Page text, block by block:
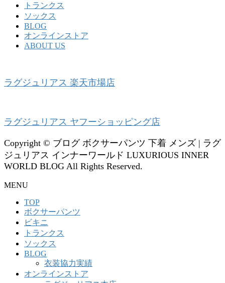
トランクス
ソックス
BLOG
オンラインストア
ABOUT US
ラグジュリアス 楽天市場店
ラグジュリアス ヤフーショッピング店
Copyright © ブログ ボクサーパンツ 下着 メンズ | ラグ
ジュリアス インナーワールド LUXURIOUS INNER
WORLD BLOG All Rights Reserved.
MENU
TOP
ボクサーパンツ
ビキニ
トランクス
ソックス
BLOG
衣装協力実績
オンラインストア